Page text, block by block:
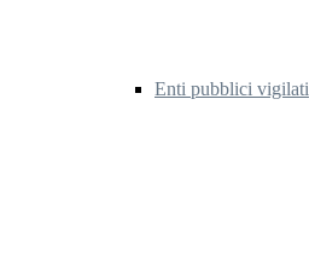
Enti pubblici vigilati